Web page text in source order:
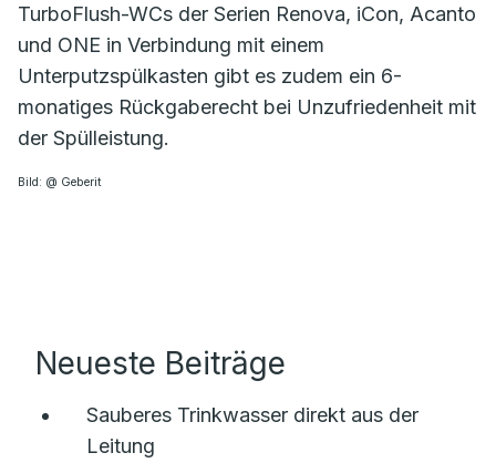
TurboFlush-WCs der Serien Renova, iCon, Acanto
und ONE in Verbindung mit einem
Unterputzspülkasten gibt es zudem ein 6-
monatiges Rückgaberecht bei Unzufriedenheit mit
der Spülleistung.
Bild: @ Geberit
Neueste Beiträge
Sauberes Trinkwasser direkt aus der
Leitung